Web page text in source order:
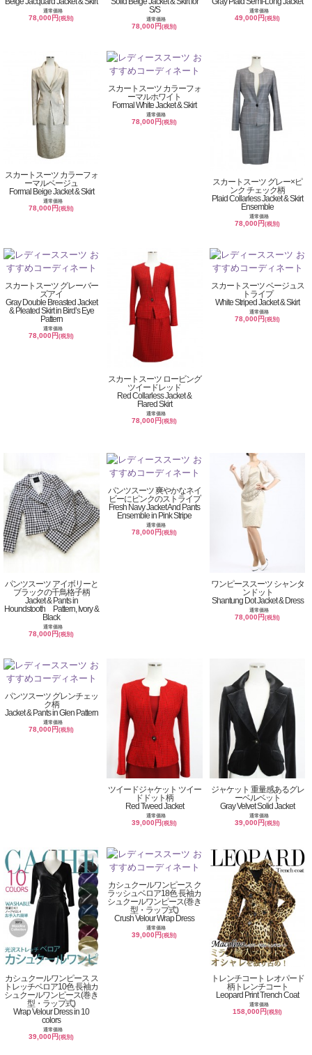
通常価格
78,000円(税別)
S/S
通常価格
78,000円(税別)
通常価格
49,000円(税別)
スカートスーツ カラーフォ
ーマルベージュ
Formal Beige Jacket & Skirt
通常価格
78,000円(税別)
スカートスーツ カラーフォ
ーマルホワイト
Formal White Jacket & Skirt
通常価格
78,000円(税別)
スカートスーツ グレー×ピ
ンク チェック柄
Plaid Collarless Jacket & Skirt
Ensemble
通常価格
78,000円(税別)
スカートスーツ グレーバー
ズアイ
Gray Double Breasted Jacket
& Pleated Skirt in Bird’s Eye
Pattern
通常価格
78,000円(税別)
スカートスーツ ロービング
ツイードレッド
Red Collarless Jacket &
Flared Skirt
通常価格
78,000円(税別)
スカートスーツ ベージュス
トライプ
White Striped Jacket & Skirt
通常価格
78,000円(税別)
パンツスーツ アイボリーと
ブラックの千鳥格子柄
Jacket & Pants in
Houndstooth Pattern, Ivory &
Black
通常価格
78,000円(税別)
パンツスーツ 爽やかなネイ
ビーにピンクのストライプ
Fresh Navy Jacket And Pants
Ensemble in Pink Stripe
通常価格
78,000円(税別)
ワンピーススーツ シャンタ
ンドット
Shantung Dot Jacket & Dress
通常価格
78,000円(税別)
パンツスーツ グレンチェッ
ク柄
Jacket & Pants in Glen Pattern
通常価格
78,000円(税別)
ツイードジャケット ツイー
ドドット柄
Red Tweed Jacket
通常価格
39,000円(税別)
ジャケット 重量感あるグレ
ーベルベット
Gray Velvet Solid Jacket
通常価格
39,000円(税別)
カシュクールワンピース ス
トレッチベロア10色 長袖カ
シュクールワンピース(巻き
型・ラップ式)
Wrap Velour Dress in 10
colors
通常価格
39,000円(税別)
カシュクールワンピース ク
ラッシュベロア18色 長袖カ
シュクールワンピース(巻き
型・ラップ式)
Crush Velour Wrap Dress
通常価格
39,000円(税別)
トレンチコート レオパード
柄トレンチコート
Leopard Print Trench Coat
通常価格
158,000円(税別)